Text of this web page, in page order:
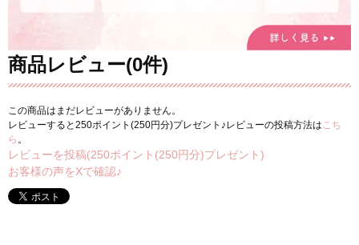
商品レビュー(0件)
この商品はまだレビューがありません。
レビューすると250ポイント(250円分)プレゼント♪レビューの投稿方法は こち
ら 。
レビューを投稿(250ポイント(250円分)プレゼント)
お客様の声をXで確認♪